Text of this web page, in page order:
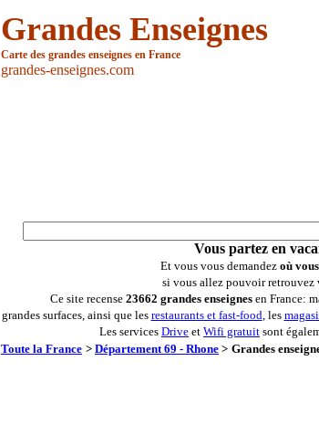
Grandes Enseignes
Carte des grandes enseignes en France
grandes-enseignes.com
Vous partez en
Et vous vous demandez où
si vous allez pouvoir retrouvez
Ce site recense 23662 grandes enseignes en France:
grandes surfaces, ainsi que les restaurants et fast-food, les
Les services Drive et Wifi gratuit sont
Toute la France > Département 69 - Rhone > Grandes